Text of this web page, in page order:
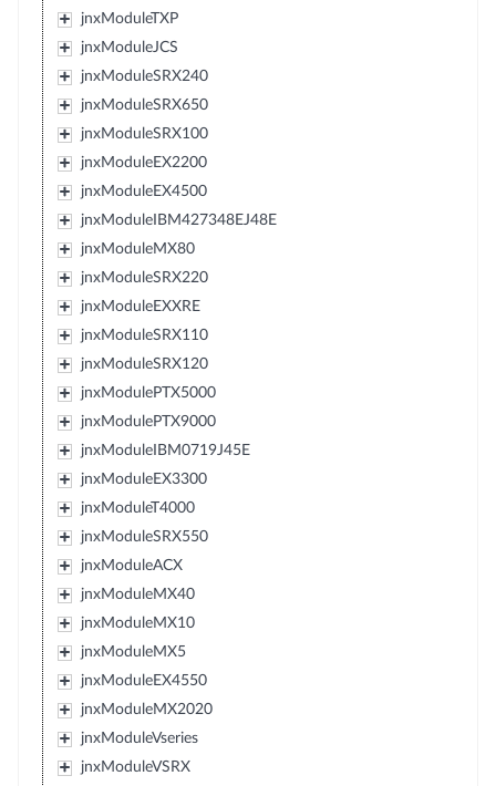
jnxModuleTXP
jnxModuleJCS
jnxModuleSRX240
jnxModuleSRX650
jnxModuleSRX100
jnxModuleEX2200
jnxModuleEX4500
jnxModuleIBM427348EJ48E
jnxModuleMX80
jnxModuleSRX220
jnxModuleEXXRE
jnxModuleSRX110
jnxModuleSRX120
jnxModulePTX5000
jnxModulePTX9000
jnxModuleIBM0719J45E
jnxModuleEX3300
jnxModuleT4000
jnxModuleSRX550
jnxModuleACX
jnxModuleMX40
jnxModuleMX10
jnxModuleMX5
jnxModuleEX4550
jnxModuleMX2020
jnxModuleVseries
jnxModuleVSRX